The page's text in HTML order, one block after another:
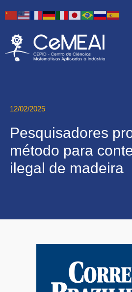
12/02/2025
Pesquisadores
método para
ilegal de madeira